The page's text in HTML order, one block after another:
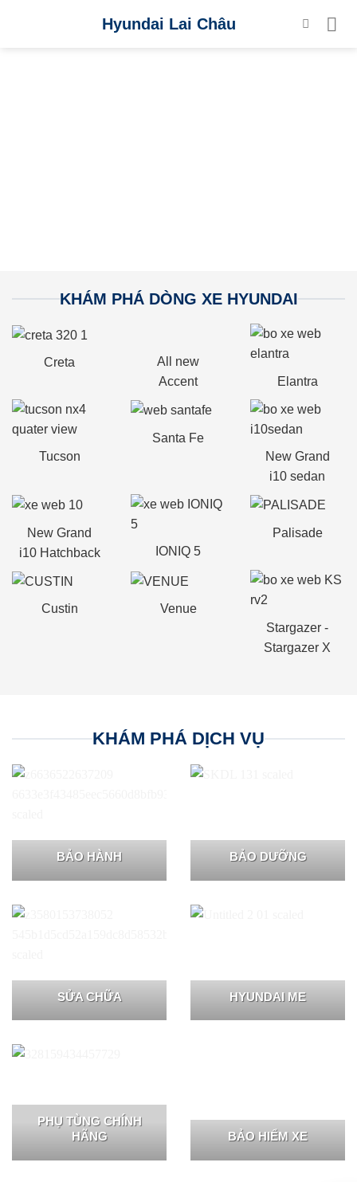
Hyundai Lai Châu
KHÁM PHÁ DÒNG XE HYUNDAI
Creta
All new
Accent
Elantra
Tucson
Santa Fe
New Grand
i10 sedan
New Grand
i10 Hatchback
IONIQ 5
Palisade
Custin
Venue
Stargazer -
Stargazer X
KHÁM PHÁ DỊCH VỤ
BẢO HÀNH BẢO DƯỠNG
SỬA CHỮA HYUNDAI ME
PHỤ TÙNG CHÍNH
HÃNG
BẢO HIỂM XE